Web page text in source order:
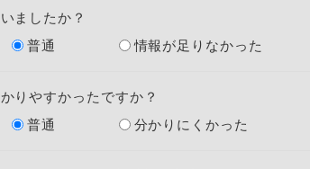
ましたか？
普通 情報が足りなかった
りやすかったですか？
普通 分かりにくかった